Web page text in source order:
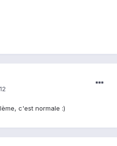
c'est normale :)